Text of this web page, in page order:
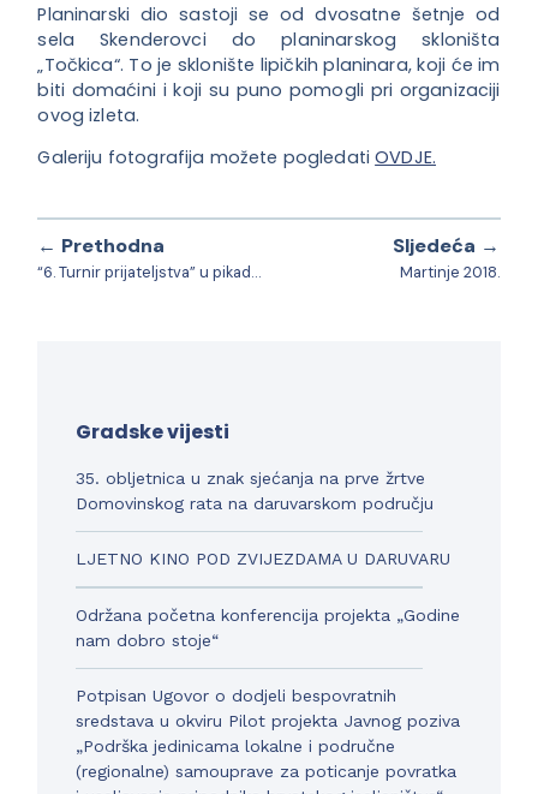
Planinarski dio sastoji se od dvosatne šetnje od
sela Skenderovci do planinarskog skloništa
„Točkica“. To je sklonište lipičkih planinara, koji će im
biti domaćini i koji su puno pomogli pri organizaciji
ovog izleta.
Galeriju fotografija možete pogledatiOVDJE.
← Prethodna
“6. Turnir prijateljstva” u pikadu za slijepe
Sljedeća →
Martinje 2018.
Gradske vijesti
35. obljetnica u znak sjećanja na prve žrtve
Domovinskog rata na daruvarskom području
LJETNO KINO POD ZVIJEZDAMA U DARUVARU
Održana početna konferencija projekta „Godine
nam dobro stoje“
Potpisan Ugovor o dodjeli bespovratnih
sredstava u okviru Pilot projekta Javnog poziva
„Podrška jedinicama lokalne i područne
(regionalne) samouprave za poticanje povratka